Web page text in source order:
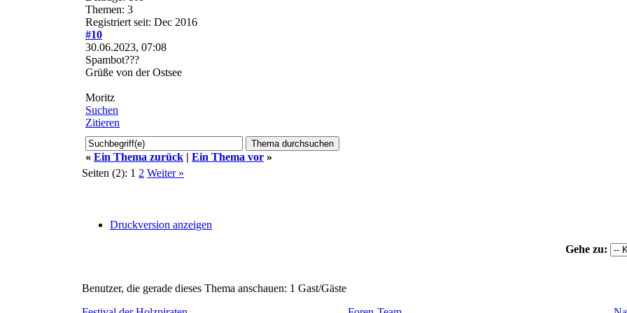
Themen: 3
Registriert seit: Dec 2016
#10
30.06.2023, 07:08
Spambot???
Grüße von der Ostsee
Moritz
Suchen
Zitieren
« Ein Thema zurück Ein Thema vor »
Seiten (2): 1 2 Weiter »
Druckversion anzeigen
Gehe zu:
Benutzer, die gerade dieses Thema anschauen: 1 Gast/Gäste